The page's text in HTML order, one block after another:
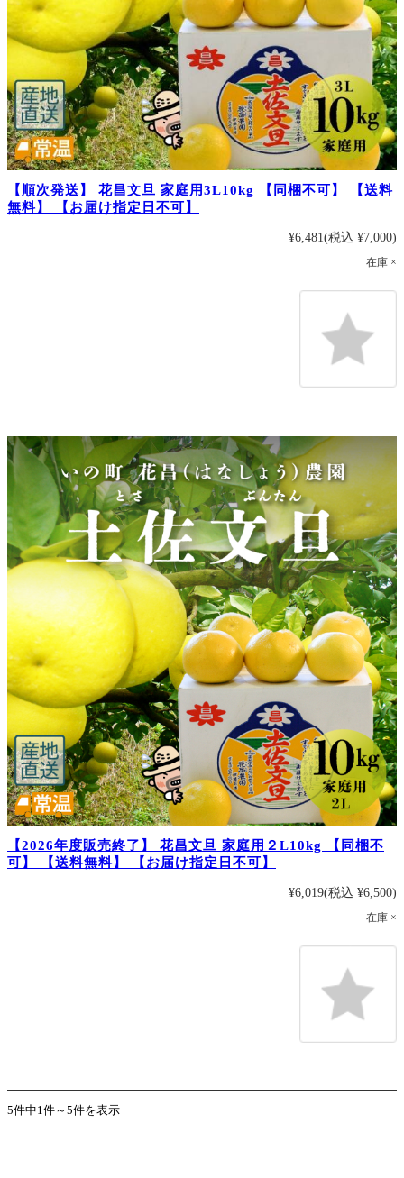
【順次発送】 花昌文旦 家庭用3L10kg 【同梱不可】 【送料
無料】 【お届け指定日不可】
¥6,481(税込 ¥7,000)
在庫 ×
【2026年度販売終了】 花昌文旦 家庭用２L10kg 【同梱不
可】 【送料無料】 【お届け指定日不可】
¥6,019(税込 ¥6,500)
在庫 ×
5件中1件～5件を表示